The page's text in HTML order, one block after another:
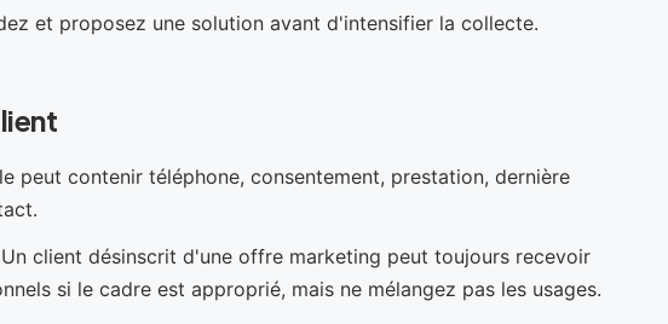
et proposez une solution avant d'intensifier la collecte.
peut contenir téléphone, consentement, prestation, dernière
client désinscrit d'une offre marketing peut toujours recevoir
si le cadre est approprié, mais ne mélangez pas les usages.